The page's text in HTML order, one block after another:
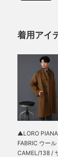
着用アイ
▲LORO PIANA
FABRIC ウール
CAMEL/138 /